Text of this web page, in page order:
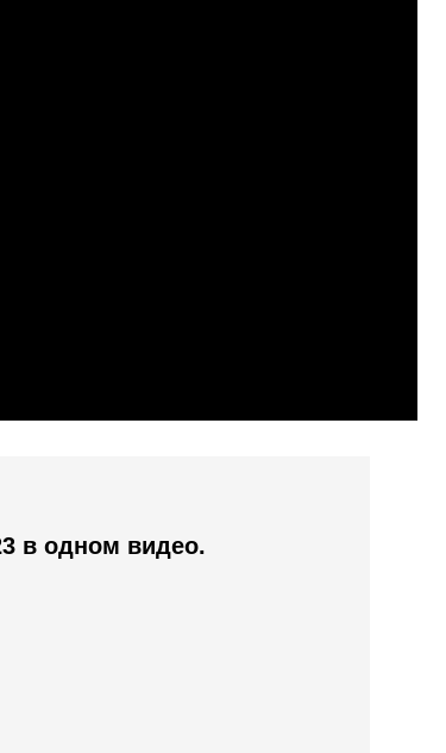
в одном видео.